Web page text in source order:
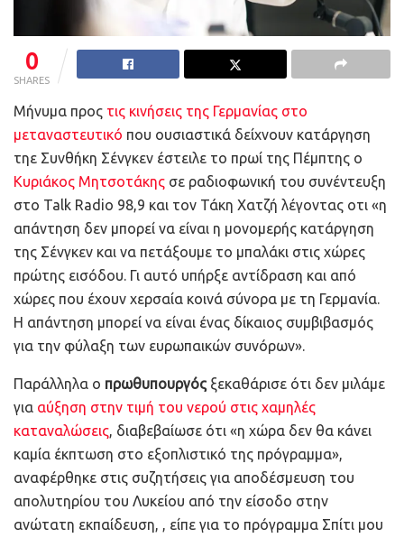
0
SHARES
Μήνυμα προς τις κινήσεις της Γερμανίας στο
μεταναστευτικό που ουσιαστικά δείχνουν κατάργηση
τηε Συνθήκη Σένγκεν έστειλε το πρωί της Πέμπτης ο
Κυριάκος Μητσοτάκης σε ραδιοφωνική του συνέντευξη
στo Talk Radio 98,9 και τον Τάκη Χατζή λέγοντας οτι «η
απάντηση δεν μπορεί να είναι η μονομερής κατάργηση
της Σένγκεν και να πετάξουμε το μπαλάκι στις χώρες
πρώτης εισόδου. Γι αυτό υπήρξε αντίδραση και από
χώρες που έχουν χερσαία κοινά σύνορα με τη Γερμανία.
Η απάντηση μπορεί να είναι ένας δίκαιος συμβιβασμός
για την φύλαξη των ευρωπαικών συνόρων».
Παράλληλα ο πρωθυπουργός ξεκαθάρισε ότι δεν μιλάμε
για αύξηση στην τιμή του νερού στις χαμηλές
καταναλώσεις, διαβεβαίωσε ότι «η χώρα δεν θα κάνει
καμία έκπτωση στο εξοπλιστικό της πρόγραμμα»,
αναφέρθηκε στις συζητήσεις για αποδέσμευση του
απολυτηρίου του Λυκείου από την είσοδο στην
ανώτατη εκπαίδευση, , είπε για το πρόγραμμα Σπίτι μου